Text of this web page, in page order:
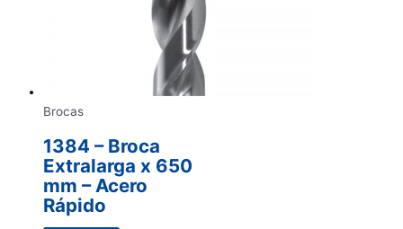
Brocas
1384 – Broca
Extralarga x 650
mm – Acero
Rápido